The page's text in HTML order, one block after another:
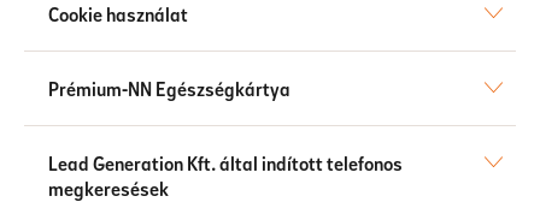
Cookie használat
Prémium-NN Egészségkártya
Lead Generation Kft. által indított telefonos
megkeresések